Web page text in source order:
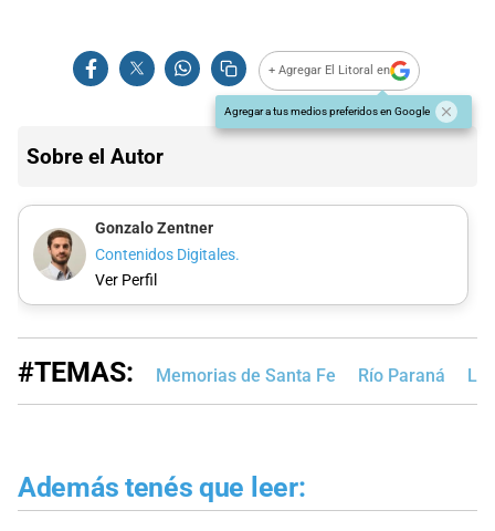
+ Agregar El Litoral en
Agregar a tus medios preferidos en Google
Sobre el Autor
Gonzalo Zentner
Contenidos Digitales.
Ver Perfil
#TEMAS: Memorias de Santa Fe Río Paraná
Además tenés que leer: